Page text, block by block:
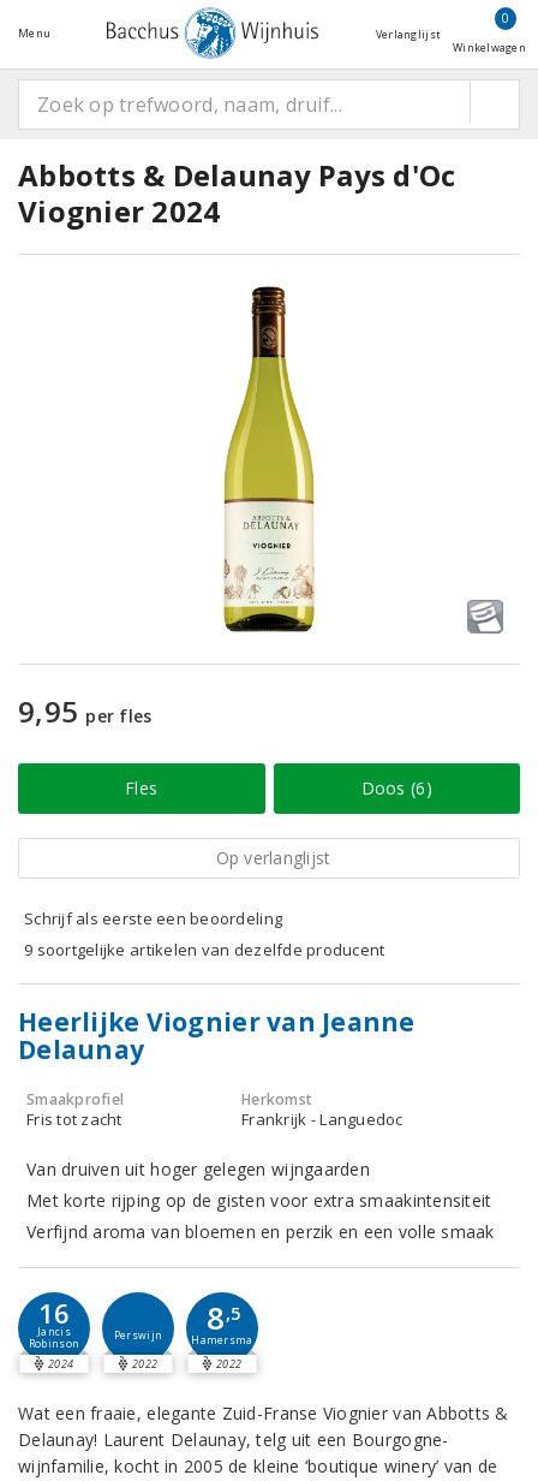
Menu Verlanglijst
0
Winkelwagen
Abbotts & Delaunay Pays d'Oc
Viognier 2024
9,95 per fles
Fles Doos (6)
Op verlanglijst
Schrijf als eerste een beoordeling
9 soortgelijke artikelen van dezelfde producent
Heerlijke Viognier van Jeanne
Delaunay
Smaakprofiel
Fris tot zacht
Herkomst
Frankrijk - Languedoc
Van druiven uit hoger gelegen wijngaarden
Met korte rijping op de gisten voor extra smaakintensiteit
Verfijnd aroma van bloemen en perzik en een volle smaak
16
Jancis
Robinson
2024
Perswijn
2022
8,5
Hamersma
2022
Wat een fraaie, elegante Zuid-Franse Viognier van Abbotts &
Delaunay! Laurent Delaunay, telg uit een Bourgogne-
wijnfamilie, kocht in 2005 de kleine ‘boutique winery’ van de